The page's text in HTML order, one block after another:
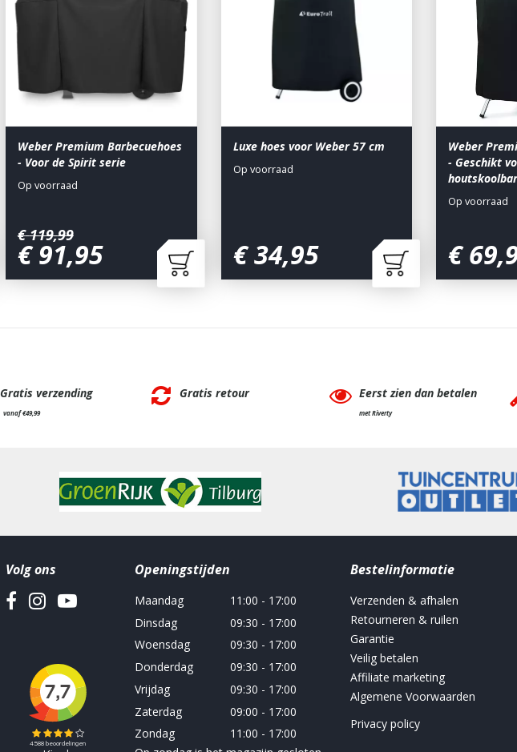
Weber Premium Barbecuehoes
- Voor de Spirit serie
€ 119,99
€ 91,95
Op voorraad
Luxe hoes voor Weber 57 cm
€34,95
Op voorraad
Weber
- Geschikt
€ 69,
Op voorraad
Gratis verzending
vanaf €49,99
Gratis retour Eerst zien dan betalen
met Riverty
Volg ons Openingstijden
Maandag
11:00 - 17:00
Dinsdag
09:30 - 17:00
Woensdag
09:30 - 17:00
Donderdag
09:30 - 17:00
Vrijdag
09:30 - 17:00
Zaterdag
09:00 - 17:00
Zondag
11:00 - 17:00
Bestelinformatie
Verzenden & afhalen
Retourneren & ruilen
Garantie
Veilig betalen
Affiliate marketing
Algemene Voorwaarden
Privacy policy